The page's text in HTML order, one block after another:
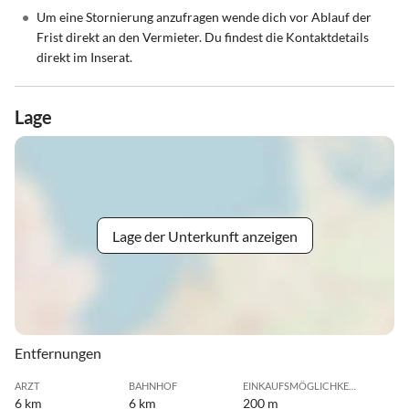
• Um eine Stornierung anzufragen wende dich vor Ablauf der
Frist direkt an den Vermieter. Du findest die Kontaktdetails
direkt im Inserat.
Lage
Lage der Unterkunft anzeigen
Entfernungen
ARZT
6 km
BAHNHOF
6 km
EINKAUFSMÖGLICHKEIT
200 m